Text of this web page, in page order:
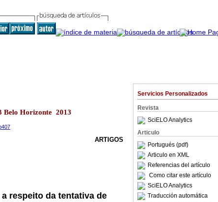
Servicios Personalizados
Revista
SciELO Analytics
Articulo
Portugués (pdf)
Articulo en XML
Referencias del artículo
Como citar este artículo
SciELO Analytics
Traducción automática
Belo Horizonte 2013
ARTIGOS
respeito da tentativa de